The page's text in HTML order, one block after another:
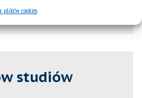
plików cookies
studiów